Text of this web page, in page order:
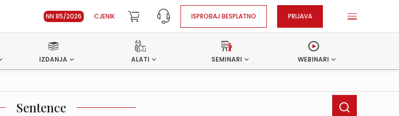
NN 85/2026 CJENIK ISPROBAJ BESPLATNO PRIJAVA
IZDANJA ALATI SEMINARI WEBINARI
Sentence